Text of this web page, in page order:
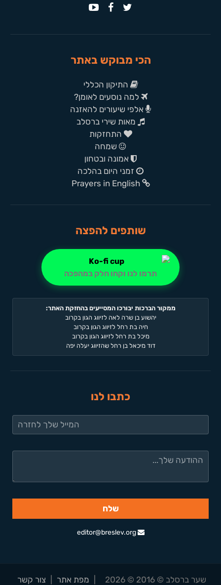
הכי מבוקש באתר
התיקון הכללי
למה נוסעים לאומן?
אלפי שיעורים להאזנה
מאות שירי ברסלב
התחזקות
שמחה
אמונה ובטחון
זמני היום בהלכה
Prayers in English
שותפים להפצה
תרמו לנו וקחו חלק במהפכה
ממקור הברכות יבורכו המסייעים בהחזקת האתר:
יהשוע בן שרה לאה לזיווג הגון בקרוב
חיה בת רחל לזיווג הגון בקרוב
מיכל בת רחל לזיווג הגון בקרוב
דוד מיכאל בן רחל שהזיווג יעלה יפה
כתבו לנו
editor@breslev.org
שער ברסלב © 2016 © 2026 מפת אתר צור קשר